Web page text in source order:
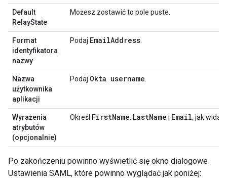
Default
RelayState
Możesz zostawić to pole puste.
Format
identyfikatora
nazwy
Podaj EmailAddress
Nazwa
użytkownika
aplikacji
Podaj Okta username
Wyrażenia
atrybutów
(opcjonalnie)
Określ FirstName, LastName i Email, jak widać
Po zakończeniu powinno wyświetlić się okno dialogowe
Ustawienia SAML, które powinno wyglądać jak poniżej: